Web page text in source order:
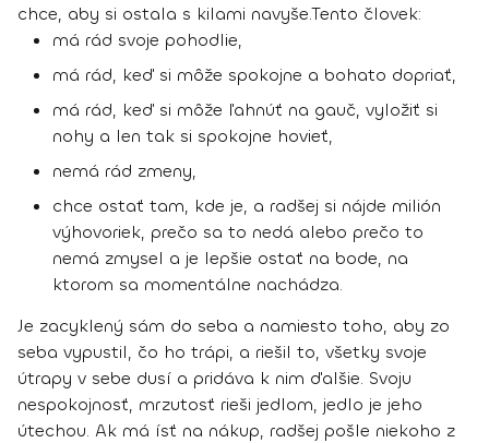
chce, aby si ostala s kilami navyše.Tento človek:
má rád svoje pohodlie,
má rád, keď si môže spokojne a bohato dopriať,
má rád, keď si môže ľahnúť na gauč, vyložiť si
nohy a len tak si spokojne hovieť,
nemá rád zmeny,
chce ostať tam, kde je, a radšej si nájde milión
výhovoriek, prečo sa to nedá alebo prečo to
nemá zmysel a je lepšie ostať na bode, na
ktorom sa momentálne nachádza.
Je zacyklený sám do seba a namiesto toho, aby zo
seba vypustil, čo ho trápi, a riešil to, všetky svoje
útrapy v sebe dusí a pridáva k nim ďalšie. Svoju
nespokojnosť, mrzutosť rieši jedlom, jedlo je jeho
útechou. Ak má ísť na nákup, radšej pošle niekoho z